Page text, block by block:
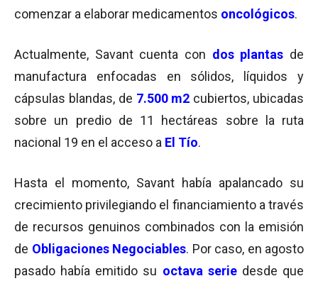
comenzar a elaborar medicamentos oncológicos.
Actualmente, Savant cuenta con dos plantas de
manufactura enfocadas en sólidos, líquidos y
cápsulas blandas, de 7.500 m2 cubiertos, ubicadas
sobre un predio de 11 hectáreas sobre la ruta
nacional 19 en el acceso a El Tío.
Hasta el momento, Savant había apalancado su
crecimiento privilegiando el financiamiento a través
de recursos genuinos combinados con la emisión
de Obligaciones Negociables. Por caso, en agosto
pasado había emitido su octava seriedesde que